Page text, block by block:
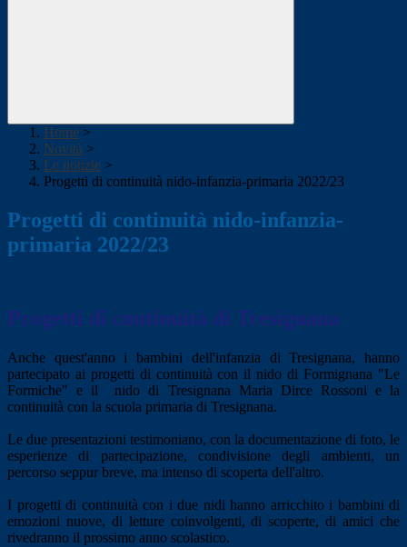
Home >
Novità >
Le notizie >
Progetti di continuità nido-infanzia-primaria 2022/23
Progetti di continuità nido-infanzia-
primaria 2022/23
Progetti di continuità di Tresignana
Anche quest'anno i bambini dell'infanzia di Tresignana, hanno
partecipato ai progetti di continuità con il nido di Formignana "Le
Formiche" e il nido di Tresignana Maria Dirce Rossoni e la
continuità con la scuola primaria di Tresignana.
Le due presentazioni testimoniano, con la documentazione di foto, le
esperienze di partecipazione, condivisione degli ambienti, un
percorso seppur breve, ma intenso di scoperta dell'altro.
I progetti di continuità con i due nidi hanno arricchito i bambini di
emozioni nuove, di letture coinvolgenti, di scoperte, di amici che
rivedranno il prossimo anno scolastico.